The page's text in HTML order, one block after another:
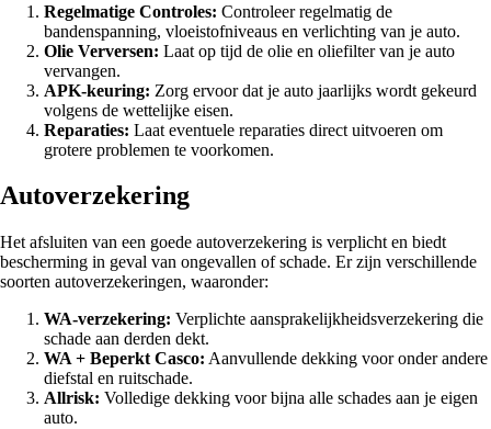
Regelmatige Controles: Controleer regelmatig de
bandenspanning, vloeistofniveaus en verlichting van je auto.
Olie Verversen: Laat op tijd de olie en oliefilter van je auto
vervangen.
APK-keuring: Zorg ervoor dat je auto jaarlijks wordt gekeurd
volgens de wettelijke eisen.
Reparaties: Laat eventuele reparaties direct uitvoeren om
grotere problemen te voorkomen.
Autoverzekering
Het afsluiten van een goede autoverzekering is verplicht en biedt
bescherming in geval van ongevallen of schade. Er zijn verschillende
soorten autoverzekeringen, waaronder:
WA-verzekering: Verplichte aansprakelijkheidsverzekering die
schade aan derden dekt.
WA + Beperkt Casco: Aanvullende dekking voor onder andere
diefstal en ruitschade.
Allrisk: Volledige dekking voor bijna alle schades aan je eigen
auto.